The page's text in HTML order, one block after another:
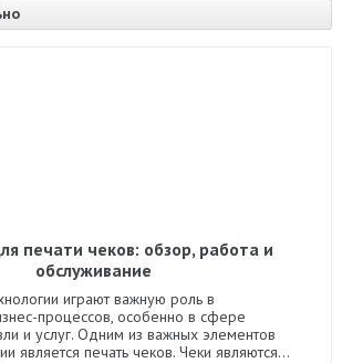
печати чеков: обзор, работа и
обслуживание
играют важную роль в
процессов, особенно в сфере
и услуг. Одним из важных элементов
является печать чеков. Чеки являются...